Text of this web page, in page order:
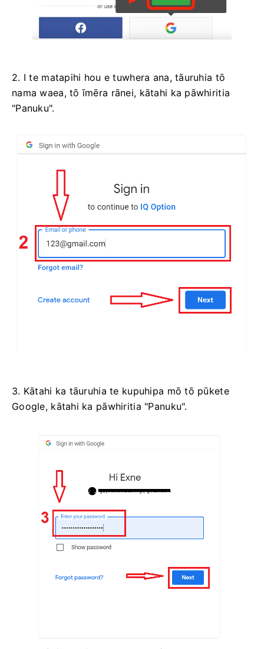
2. I te matapihi hou e tuwhera ana, tāuruhia tō
nama waea, tō īmēra rānei, kātahi ka pāwhiritia
"Panuku".
3. Kātahi ka tāuruhia te kupuhipa mō tō pūkete
Google, kātahi ka pāwhiritia "Panuku".